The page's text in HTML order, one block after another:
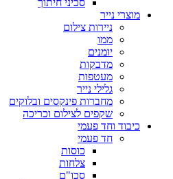
סכיני חיתוך
מוצרי נייר
ניירות צילום
ממו
יומנים
מדבקות
מעטפות
גלילי נייר
מחברות פינקסים ובלוקים
שקפים לצילום וכריכה
כיבוד וחד פעמי
חד פעמי
כוסות
צלחות
סכו"ם